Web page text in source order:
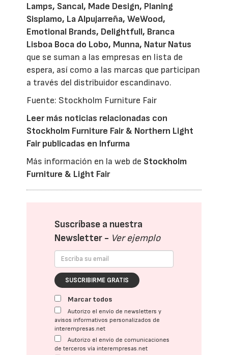
Lamps, Sancal, Made Design, Planing
Sisplamo, La Alpujarreña, WeWood,
Emotional Brands, Delightfull, Branca
Lisboa Boca do Lobo, Munna, Natur Natus
que se suman a las empresas en lista de
espera, así como a las marcas que participan
a través del distribuidor escandinavo.
Fuente: Stockholm Furniture Fair
Leer más noticias relacionadas con
Stockholm Furniture Fair & Northern Light
Fair publicadas en Infurma
Más información en la web de Stockholm
Furniture & Light Fair
Suscríbase a nuestra
Newsletter - Ver ejemplo
SUSCRIBIRME GRATIS
Marcar todos
Autorizo el envío de newsletters y
avisos informativos personalizados de
interempresas.net
Autorizo el envío de comunicaciones
de terceros vía interempresas.net